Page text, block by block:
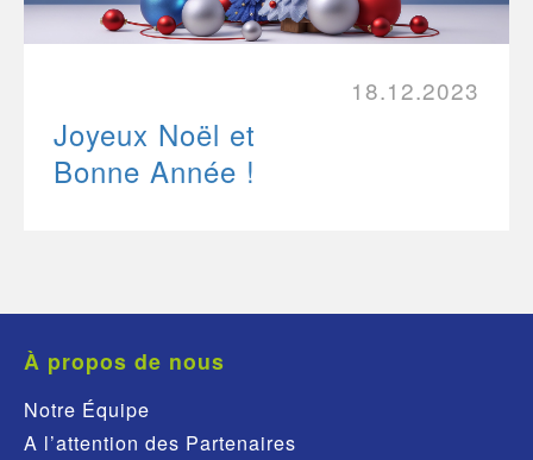
18.12.2023
Joyeux Noël et
Bonne Année !
À propos de nous
Notre Équipe
A l’attention des Partenaires